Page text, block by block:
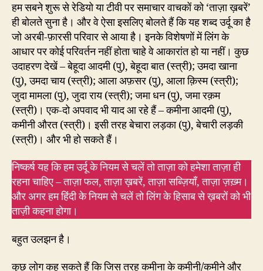
हम सबने शुरू से रेडियो या टीवी पर समाचार वाचकों को ‘ताज़ा ख़बरें’
ही बोलते सुना है। और वे ऐसा इसलिए बोलते हैं कि यह शब्द उर्दू का है
जो अरबी-फ़ारसी परिवार से आया है। इनके विशेषणों में लिंग के
आधार पर कोई परिवर्तन नहीं होता चाहे वे आकारांत हो या नहीं। कुछ
उदाहरण देखें – बेहूदा आदमी (पु), बेहूदा बात (स्त्री); उमदा खाना
(पु), उमदा चाय (स्त्री); आला अफ़सर (पु), आला क़िस्म (स्त्री);
जुदा मामला (पु), जुदा राय (स्त्री); जमा धन (पु), जमा रक़म
(स्त्री)। एक-दो अपवाद भी याद आ रहे हैं – कमीना आदमी (पु),
कमीनी औरत (स्त्री)। इसी तरह बेचारा लड़का (पु), बेचारी लड़की
(स्त्री)। और भी हो सकते हैं।
निष्कर्ष यह कि हम उर्दू के नियम से चलें तो ताज़ा को हमेशा ताज़ा ही
रहना चाहिए – ताज़ा फल, ताज़ा ख़बरें, ताज़ा सब्ज़ियाँ, ताज़ा ज़ख़्म।
और अगर हम हिंदी के नियम से चलें तो लिंग के हिसाब से ख़बरों को भी
ताज़ी कहना होगा।
बहुत उलझन है।
कुछ लोग कह सकते हैं कि जिस तरह कमीना के कमीनी/कमीने और